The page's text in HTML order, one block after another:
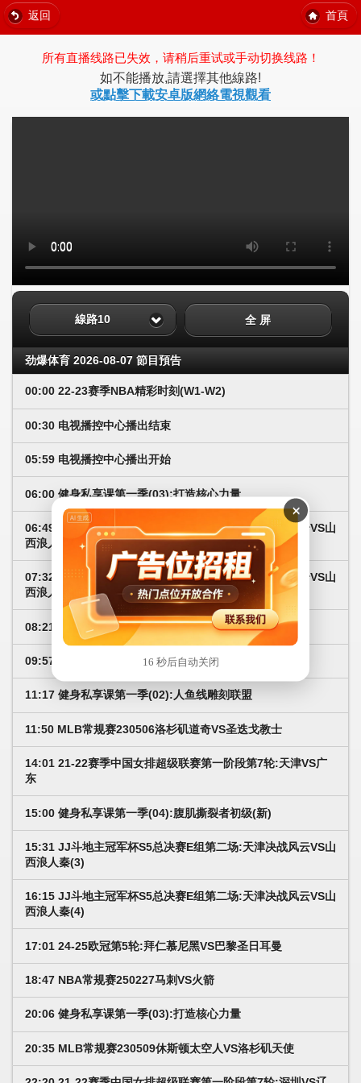
返回 首頁
所有直播线路已失效，请稍后重试或手动切换线路！
如不能播放,請選擇其他線路!
或點擊下載安卓版網絡電視觀看
線路10 全 屏
劲爆体育 2026-08-07 節目預告
00:00 22-23赛季NBA精彩时刻(W1-W2)
00:30 电视播控中心播出结束
05:59 电视播控中心播出开始
06:00 健身私享课第一季(03):打造核心力量
06:49 JJ斗地主冠军杯S5总决赛E组第二场:天津决战风云VS山
西浪人秦(1)
07:32 JJ斗地主冠军杯S5总决赛E组第二场:天津决战风云VS山
西浪人秦(2)
08:21 24-25欧冠第4轮:巴黎圣日耳曼VS马德里竞技
09:57 NBA常规赛250226独行侠VS湖人
11:17 健身私享课第一季(02):人鱼线雕刻联盟
11:50 MLB常规赛230506洛杉矶道奇VS圣迭戈教士
14:01 21-22赛季中国女排超级联赛第一阶段第7轮:天津VS广
东
15:00 健身私享课第一季(04):腹肌撕裂者初级(新)
15:31 JJ斗地主冠军杯S5总决赛E组第二场:天津决战风云VS山
西浪人秦(3)
16:15 JJ斗地主冠军杯S5总决赛E组第二场:天津决战风云VS山
西浪人秦(4)
17:01 24-25欧冠第5轮:拜仁慕尼黑VS巴黎圣日耳曼
18:47 NBA常规赛250227马刺VS火箭
20:06 健身私享课第一季(03):打造核心力量
20:35 MLB常规赛230509休斯顿太空人VS洛杉矶天使
×
16 秒后自动关闭